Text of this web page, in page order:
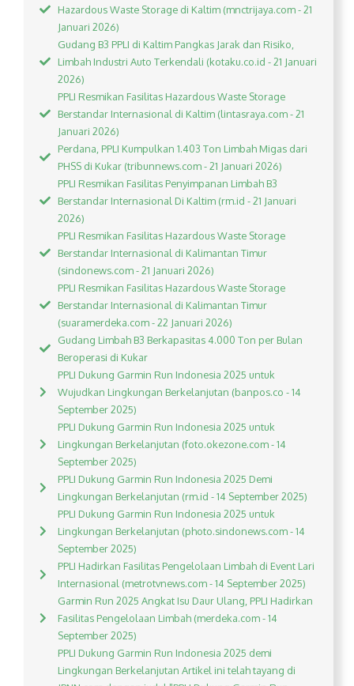
Hazardous Waste Storage di Kaltim (mnctrijaya.com - 21
Januari 2026)
Gudang B3 PPLI di Kaltim Pangkas Jarak dan Risiko,
Limbah Industri Auto Terkendali (kotaku.co.id - 21 Januari
2026)
PPLI Resmikan Fasilitas Hazardous Waste Storage
Berstandar Internasional di Kaltim (lintasraya.com - 21
Januari 2026)
Perdana, PPLI Kumpulkan 1.403 Ton Limbah Migas dari
PHSS di Kukar (tribunnews.com - 21 Januari 2026)
PPLI Resmikan Fasilitas Penyimpanan Limbah B3
Berstandar Internasional Di Kaltim (rm.id - 21 Januari
2026)
PPLI Resmikan Fasilitas Hazardous Waste Storage
Berstandar Internasional di Kalimantan Timur
(sindonews.com - 21 Januari 2026)
PPLI Resmikan Fasilitas Hazardous Waste Storage
Berstandar Internasional di Kalimantan Timur
(suaramerdeka.com - 22 Januari 2026)
Gudang Limbah B3 Berkapasitas 4.000 Ton per Bulan
Beroperasi di Kukar
PPLI Dukung Garmin Run Indonesia 2025 untuk
Wujudkan Lingkungan Berkelanjutan (banpos.co - 14
September 2025)
PPLI Dukung Garmin Run Indonesia 2025 untuk
Lingkungan Berkelanjutan (foto.okezone.com - 14
September 2025)
PPLI Dukung Garmin Run Indonesia 2025 Demi
Lingkungan Berkelanjutan (rm.id - 14 September 2025)
PPLI Dukung Garmin Run Indonesia 2025 untuk
Lingkungan Berkelanjutan (photo.sindonews.com - 14
September 2025)
PPLI Hadirkan Fasilitas Pengelolaan Limbah di Event Lari
Internasional (metrotvnews.com - 14 September 2025)
Garmin Run 2025 Angkat Isu Daur Ulang, PPLI Hadirkan
Fasilitas Pengelolaan Limbah (merdeka.com - 14
September 2025)
PPLI Dukung Garmin Run Indonesia 2025 demi
Lingkungan Berkelanjutan Artikel ini telah tayang di